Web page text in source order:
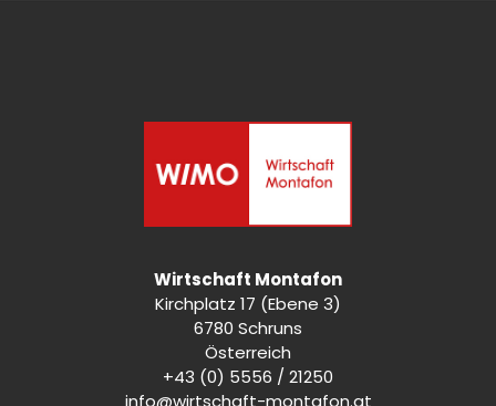
Wirtschaft Montafon
Kirchplatz 17 (Ebene 3)
6780 Schruns
Österreich
+43 (0) 5556 / 21250
info@wirtschaft-montafon.at